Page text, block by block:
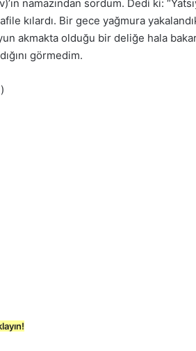
namazından sordum. Dedi ki:
kılardı. Bir gece yağmura
akmakta olduğu bir deliğe hala
görmedim.